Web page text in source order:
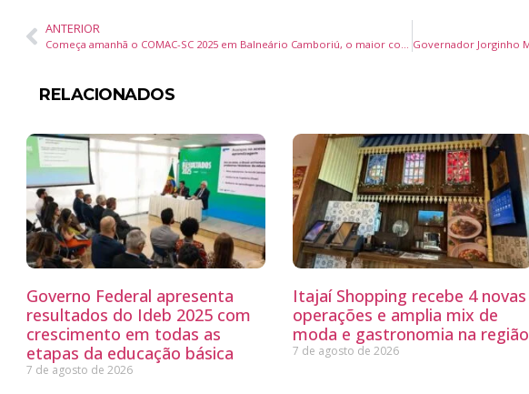
ANTERIOR
Começa amanhã o COMAC-SC 2025 em Balneário Camboriú, o maior congresso municipalista de Santa Catarina
RELACIONADOS
Governo Federal apresenta
resultados do Ideb 2025 com
crescimento em todas as
etapas da educação básica
7 de agosto de 2026
Itajaí Shopping recebe 4 novas
operações e amplia mix de
moda e gastronomia na região
7 de agosto de 2026